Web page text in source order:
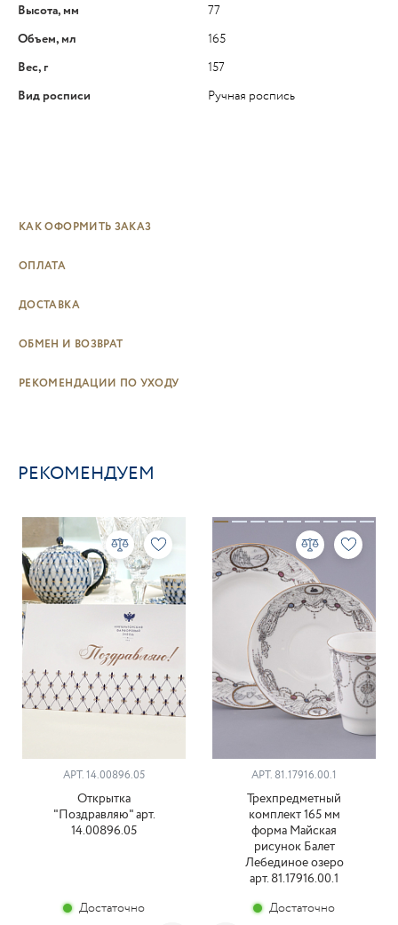
Высота, мм
77
Объем, мл
165
Вес, г
157
Вид росписи
Ручная роспись
КАК ОФОРМИТЬ ЗАКАЗ
ОПЛАТА
ДОСТАВКА
ОБМЕН И ВОЗВРАТ
РЕКОМЕНДАЦИИ ПО УХОДУ
РЕКОМЕНДУЕМ
АРТ. 14.00896.05
Открытка
"Поздравляю" арт.
14.00896.05
Достаточно
АРТ. 81.17916.00.1
Трехпредметный
комплект 165 мм
форма Майская
рисунок Балет
Лебединое озеро
арт. 81.17916.00.1
Достаточно